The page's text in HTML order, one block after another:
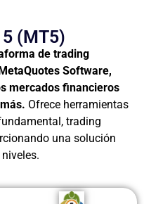
(MT5)
de trading
Software,
mercados financieros
Ofrece herramientas
trading
una solución